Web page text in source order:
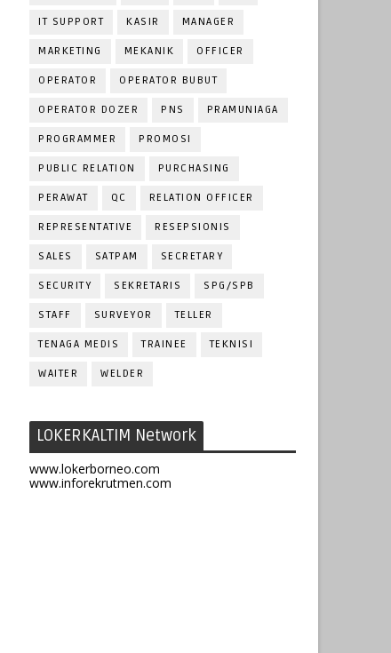
IT SUPPORT KASIR MANAGER
MARKETING MEKANIK OFFICER
OPERATOR OPERATOR BUBUT
OPERATOR DOZER PNS PRAMUNIAGA
PROGRAMMER PROMOSI
PUBLIC RELATION PURCHASING
PERAWAT QC RELATION OFFICER
REPRESENTATIVE RESEPSIONIS
SALES SATPAM SECRETARY
SECURITY SEKRETARIS SPG/SPB
STAFF SURVEYOR TELLER
TENAGA MEDIS TRAINEE TEKNISI
WAITER WELDER
LOKERKALTIM Network
www.lokerborneo.com
www.inforekrutmen.com